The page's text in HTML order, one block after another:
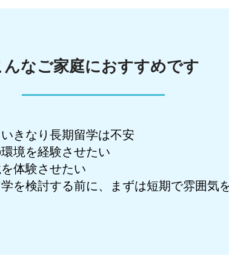
んなご家庭におすすめです
きなり長期留学は不安
境を経験させたい
体験させたい
を検討する前に、まずは短期で雰囲気